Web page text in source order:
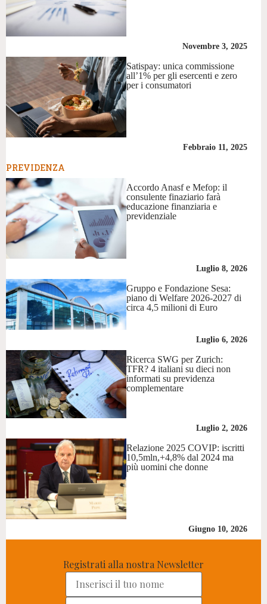
Novembre 3, 2025
Satispay: unica commissione
all’1% per gli esercenti e zero
per i consumatori
Febbraio 11, 2025
PREVIDENZA
Accordo Anasf e Mefop: il
consulente finaziario farà
educazione finanziaria e
previdenziale
Luglio 8, 2026
Gruppo e Fondazione Sesa:
piano di Welfare 2026-2027 di
circa 4,5 milioni di Euro
Luglio 6, 2026
Ricerca SWG per Zurich:
TFR? 4 italiani su dieci non
informati su previdenza
complementare
Luglio 2, 2026
Relazione 2025 COVIP: iscritti
10,5mln,+4,8% dal 2024 ma
più uomini che donne
Giugno 10, 2026
Registrati alla nostra Newsletter